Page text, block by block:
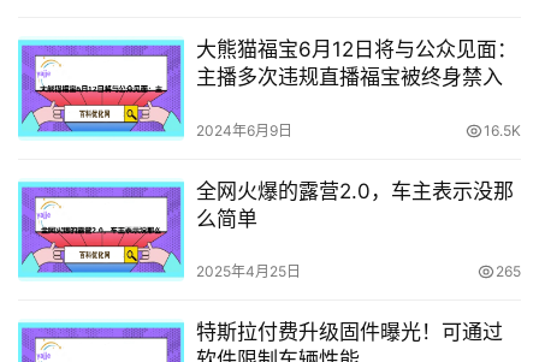
大熊猫福宝6月12日将与公众见面：
主播多次违规直播福宝被终身禁入
2024年6月9日 16.5K
全网火爆的露营2.0，车主表示没那
么简单
2025年4月25日 265
特斯拉付费升级固件曝光！可通过